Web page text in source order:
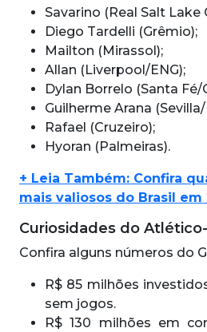
Savarino (Real Salt Lake
Diego Tardelli (Grêmio);
Mailton (Mirassol);
Allan (Liverpool/ENG);
Dylan Borrelo (Santa Fé/
Guilherme Arana (Sevilla/
Rafael (Cruzeiro);
Hyoran (Palmeiras).
+ Leia Também: Confira
mais valiosos do Brasil em
Curiosidades do
Confira alguns números do
R$ 85 milhões
sem jogos.
R$ 130 milhões em